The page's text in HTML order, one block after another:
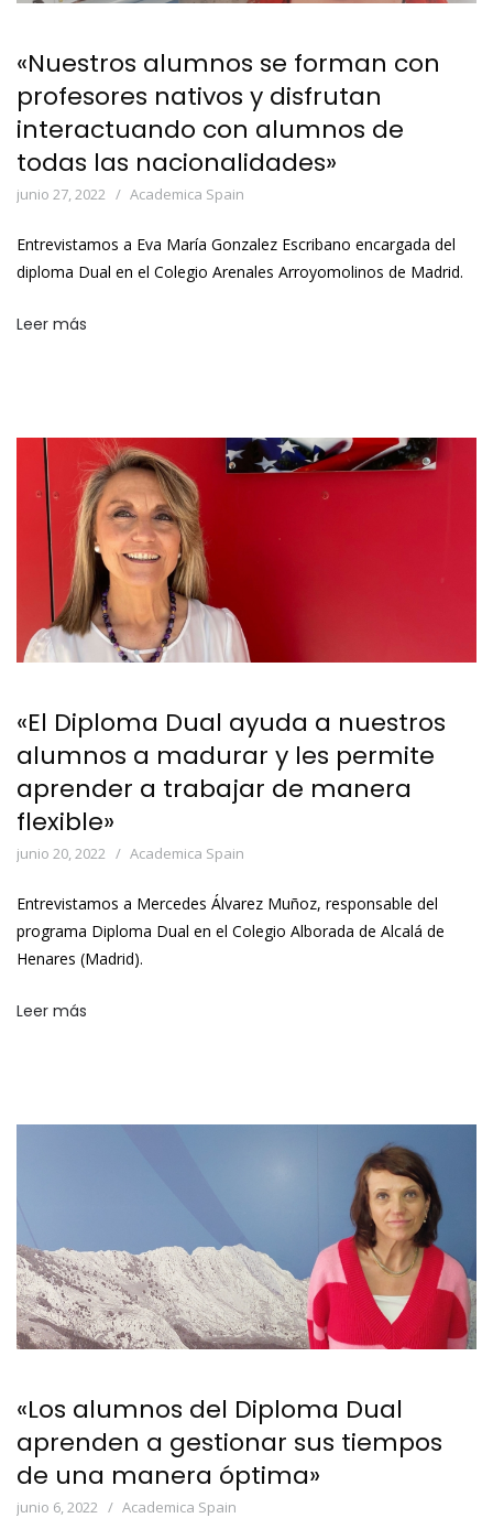
«Nuestros alumnos se forman con
profesores nativos y disfrutan
interactuando con alumnos de
todas las nacionalidades»
junio 27, 2022 Academica Spain
Entrevistamos a Eva María Gonzalez Escribano encargada del
diploma Dual en el Colegio Arenales Arroyomolinos de Madrid.
Leer más
«El Diploma Dual ayuda a nuestros
alumnos a madurar y les permite
aprender a trabajar de manera
flexible»
junio 20, 2022 Academica Spain
Entrevistamos a Mercedes Álvarez Muñoz, responsable del
programa Diploma Dual en el Colegio Alborada de Alcalá de
Henares (Madrid).
Leer más
«Los alumnos del Diploma Dual
aprenden a gestionar sus tiempos
de una manera óptima»
junio 6, 2022 Academica Spain